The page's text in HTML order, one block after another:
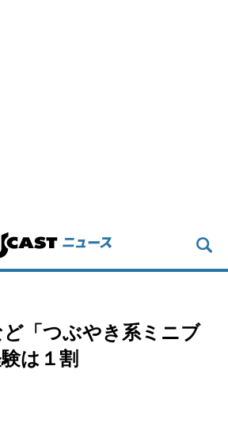
「つぶやき系ミニブ
験は１割